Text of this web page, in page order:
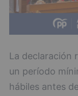
La declaración
un período
hábiles antes